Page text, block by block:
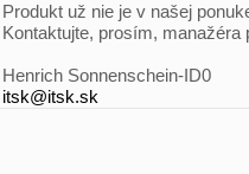
Produkt už nie je v našej
Kontaktujte, prosím, manažéra
Henrich Sonnenschein-ID0
itsk@itsk.sk